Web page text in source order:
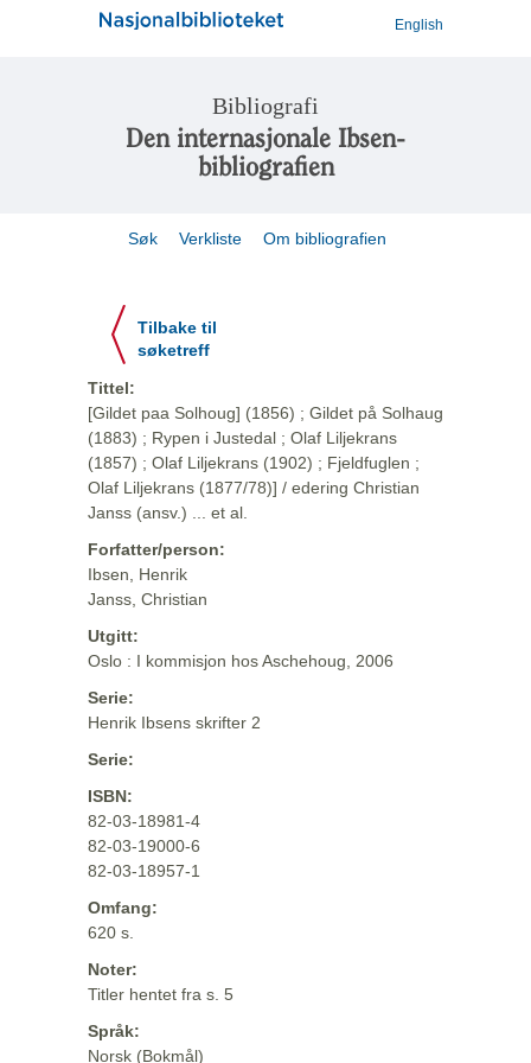
English
Bibliografi
Den internasjonale Ibsen-
bibliografien
Søk Verkliste Om bibliografien
Tilbake til
søketreff
Tittel:
[Gildet paa Solhoug] (1856) ; Gildet på Solhaug
(1883) ; Rypen i Justedal ; Olaf Liljekrans
(1857) ; Olaf Liljekrans (1902) ; Fjeldfuglen ;
Olaf Liljekrans (1877/78)] / edering Christian
Janss (ansv.) ... et al.
Forfatter/person:
Ibsen, Henrik
Janss, Christian
Utgitt:
Oslo : I kommisjon hos Aschehoug, 2006
Serie:
Henrik Ibsens skrifter 2
Serie:
ISBN:
82-03-18981-4
82-03-19000-6
82-03-18957-1
Omfang:
620 s.
Noter:
Titler hentet fra s. 5
Språk:
Norsk (Bokmål)